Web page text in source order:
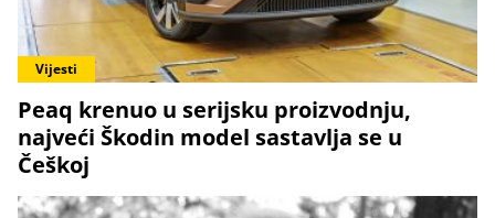
Vijesti
Peaq krenuo u serijsku proizvodnju,
najveći Škodin model sastavlja se u
Češkoj